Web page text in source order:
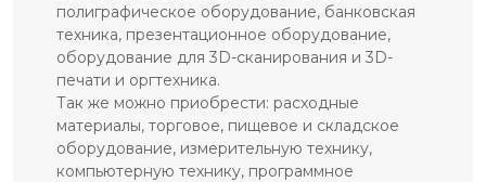
полиграфическое оборудование, банковская
техника, презентационное оборудование,
оборудование для 3D-сканирования и 3D-
печати и оргтехника.
Так же можно приобрести: расходные
материалы, торговое, пищевое и складское
оборудование, измерительную технику,
компьютерную технику, программное